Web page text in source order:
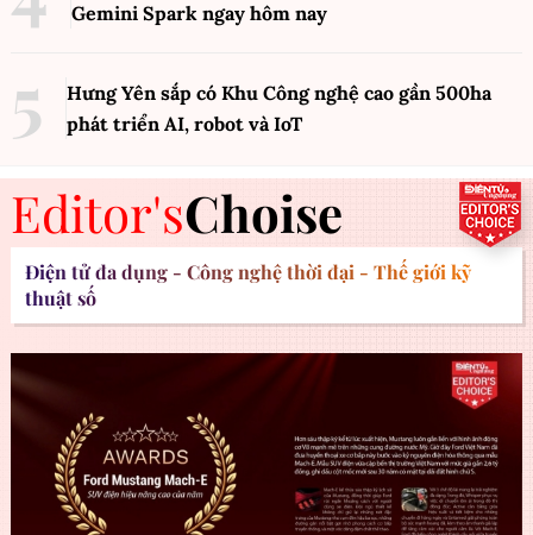
Gemini Spark ngay hôm nay
Hưng Yên sắp có Khu Công nghệ cao gần 500ha
phát triển AI, robot và IoT
Editor'sChoise
Điện tử đa dụng - Công nghệ thời đại - Thế giới kỹ
thuật số